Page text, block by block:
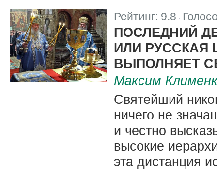
Рейтинг: 9.8
ПОСЛЕДНИЙ
ИЛИ РУССКАЯ
ВЫПОЛНЯЕТ
Максим
Святейший
ничего не
и честно
высокие
эта дистанция